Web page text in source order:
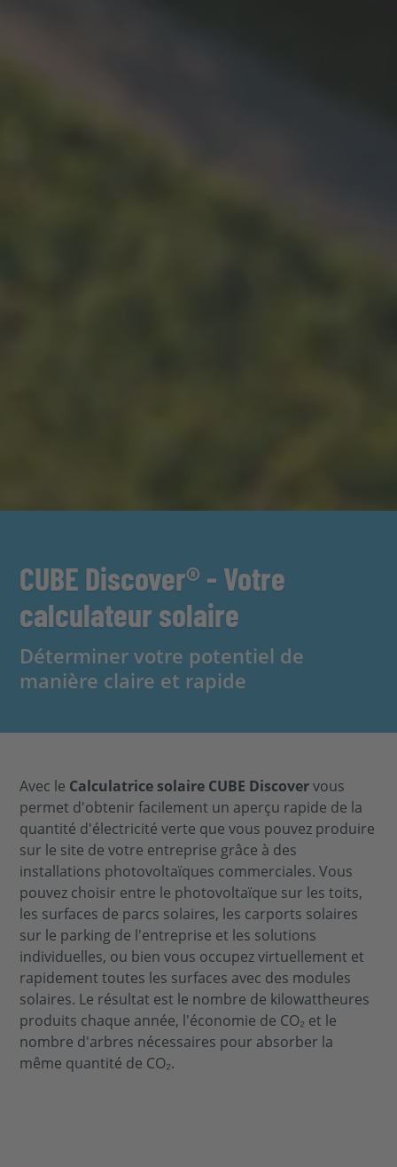
CUBE Discover® - Votre
calculateur solaire
Déterminer votre potentiel de
manière claire et rapide
Avec le Calculatrice solaire CUBE Discovervous
permet d'obtenir facilement un aperçu rapide de la
quantité d'électricité verte que vous pouvez produire
sur le site de votre entreprise grâce à des
installations photovoltaïques commerciales. Vous
pouvez choisir entre le photovoltaïque sur les toits,
les surfaces de parcs solaires, les carports solaires
sur le parking de l'entreprise et les solutions
individuelles, ou bien vous occupez virtuellement et
rapidement toutes les surfaces avec des modules
solaires. Le résultat est le nombre de kilowattheures
produits chaque année, l'économie de CO₂ et le
nombre d'arbres nécessaires pour absorber la
même quantité de CO₂.